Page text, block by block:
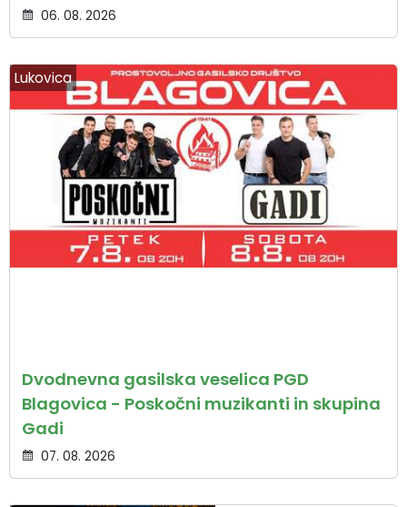
06. 08. 2026
Lukovica
Dvodnevna gasilska veselica PGD
Blagovica - Poskočni muzikanti in skupina
Gadi
07. 08. 2026